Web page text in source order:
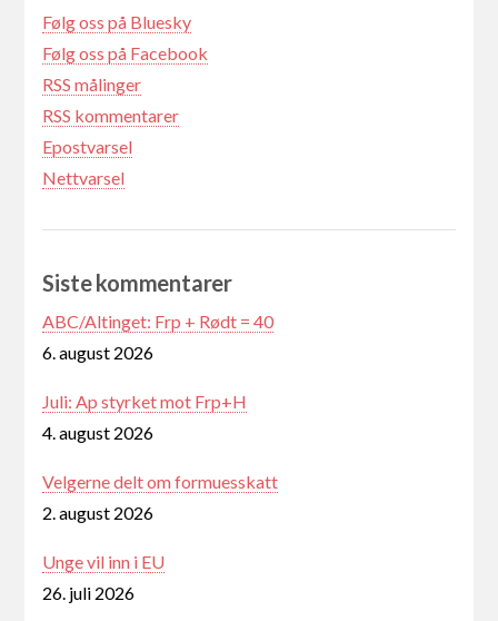
Følg oss på Bluesky
Følg oss på Facebook
RSS målinger
RSS kommentarer
Epostvarsel
Nettvarsel
Siste kommentarer
ABC/Altinget: Frp + Rødt = 40
6. august 2026
Juli: Ap styrket mot Frp+H
4. august 2026
Velgerne delt om formuesskatt
2. august 2026
Unge vil inn i EU
26. juli 2026